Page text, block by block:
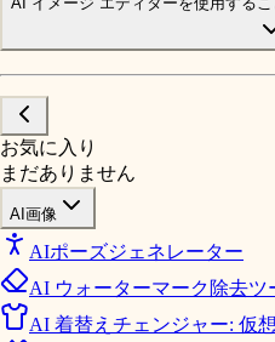
お気に入り
まだありません
AI画像
AIポーズジェネレーター
AI ウォーターマーク除去ツ
AI 着替えチェンジャー: 仮